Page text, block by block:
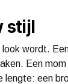
stijl
wordt.
Een
een